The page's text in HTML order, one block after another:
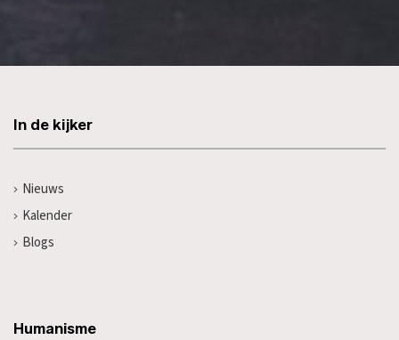
In de kijker
Nieuws
Kalender
Blogs
Humanisme